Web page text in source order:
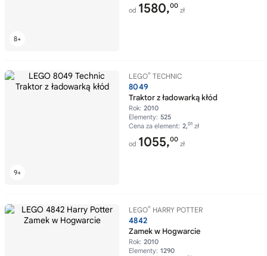
od 1580,00
zł
LEGO® TECHNIC
8049
Traktor z ładowarką kłód
Rok: 2010
Elementy: 525
Cena za element: 2,01 zł
od 1055,00
zł
LEGO® HARRY POTTER
4842
Zamek w Hogwarcie
Rok: 2010
Elementy: 1290